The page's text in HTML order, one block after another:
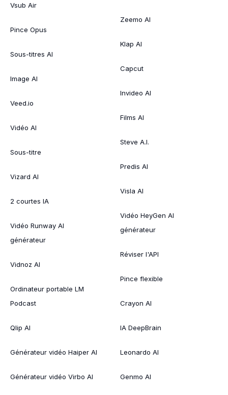
Vsub Air
Pince Opus
Sous-titres AI
Image AI
Veed.io
Vidéo AI
Sous-titre
Vizard AI
2 courtes IA
Vidéo Runway AI
générateur
Vidnoz AI
Ordinateur portable LM
Podcast
Qlip AI
Générateur vidéo Haiper AI
Générateur vidéo Virbo AI
Zeemo AI
Klap AI
Capcut
Invideo AI
Films AI
Steve A.I.
Predis AI
Visla AI
Vidéo HeyGen AI
générateur
Réviser l'API
Pince flexible
Crayon AI
IA DeepBrain
Leonardo AI
Genmo AI